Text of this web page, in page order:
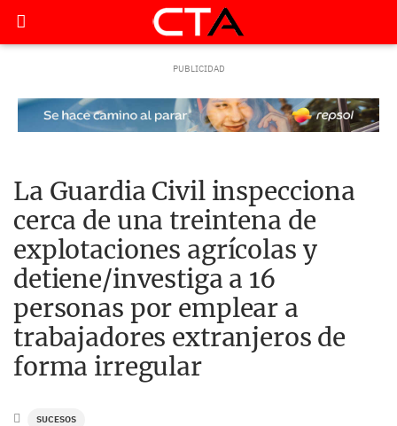
La Guardia Civil inspecciona
cerca de una treintena de
explotaciones agrícolas y
detiene/investiga a 16
personas por emplear a
trabajadores extranjeros de
forma irregular
SUCESOS